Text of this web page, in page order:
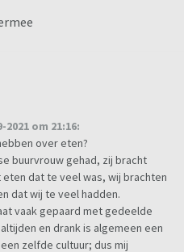
om 21:16:
over eten?
buurvrouw gehad, zij bracht
dat te veel was, wij brachten
dat wij te veel hadden.
vaak gepaard met gedeelde
en drank is algemeen een
zelfde cultuur; dus mij